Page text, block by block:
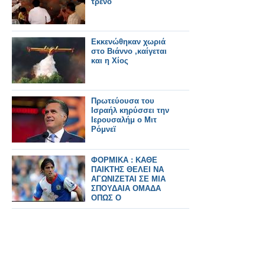
Εκκενώθηκαν χωριά
στο Βιάννο ,καίγεται
και η Χίος
Πρωτεύουσα του
Ισραήλ κηρύσσει την
Ιερουσαλήμ ο Μιτ
Ρόμνεϊ
ΦΟΡΜΙΚΑ : ΚΑΘΕ
ΠΑΙΚΤΗΣ ΘΕΛΕΙ ΝΑ
ΑΓΩΝΙΖΕΤΑΙ ΣΕ ΜΙΑ
ΣΠΟΥΔΑΙΑ ΟΜΑΔΑ
ΟΠΩΣ Ο
ΟΛΥΜΠΙΑΚΟΣ